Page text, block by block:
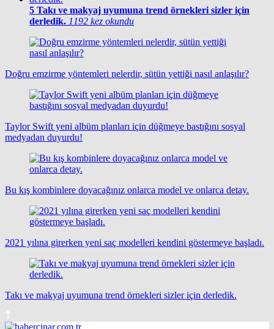
5 Takı ve makyaj uyumuna trend örnekleri sizler için
derledik. 1192 kez okundu
Doğru emzirme yöntemleri nelerdir, sütün yettiği nasıl anlaşılır?
Taylor Swift yeni albüm planları için düğmeye bastığını sosyal
medyadan duyurdu!
Bu kış kombinlere doyacağınız onlarca model ve onlarca detay.
2021 yılına girerken yeni saç modelleri kendini göstermeye başladı.
Takı ve makyaj uyumuna trend örnekleri sizler için derledik.